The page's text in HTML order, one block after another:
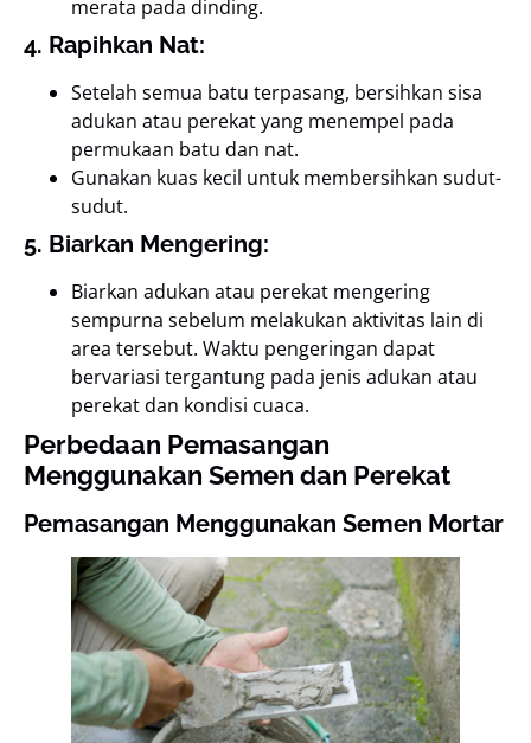
merata pada dinding.
4. Rapihkan Nat:
Setelah semua batu terpasang, bersihkan sisa
adukan atau perekat yang menempel pada
permukaan batu dan nat.
Gunakan kuas kecil untuk membersihkan sudut-
sudut.
5. Biarkan Mengering:
Biarkan adukan atau perekat mengering
sempurna sebelum melakukan aktivitas lain di
area tersebut. Waktu pengeringan dapat
bervariasi tergantung pada jenis adukan atau
perekat dan kondisi cuaca.
Perbedaan Pemasangan
Menggunakan Semen dan Perekat
Pemasangan Menggunakan Semen Mortar